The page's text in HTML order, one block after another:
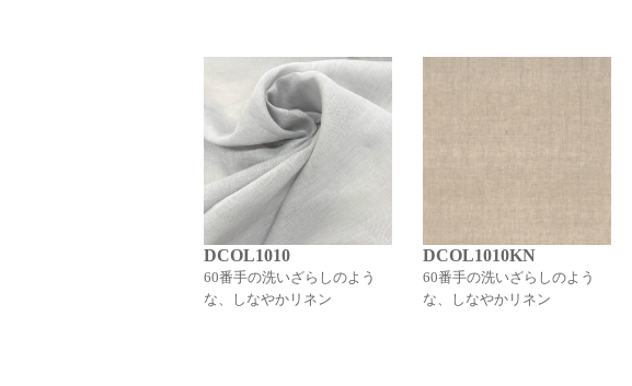
DCOL1010
60番手の洗いざらしのよう
な、しなやかリネン
DCOL1010KN
60番手の洗いざらしのよう
な、しなやかリネン